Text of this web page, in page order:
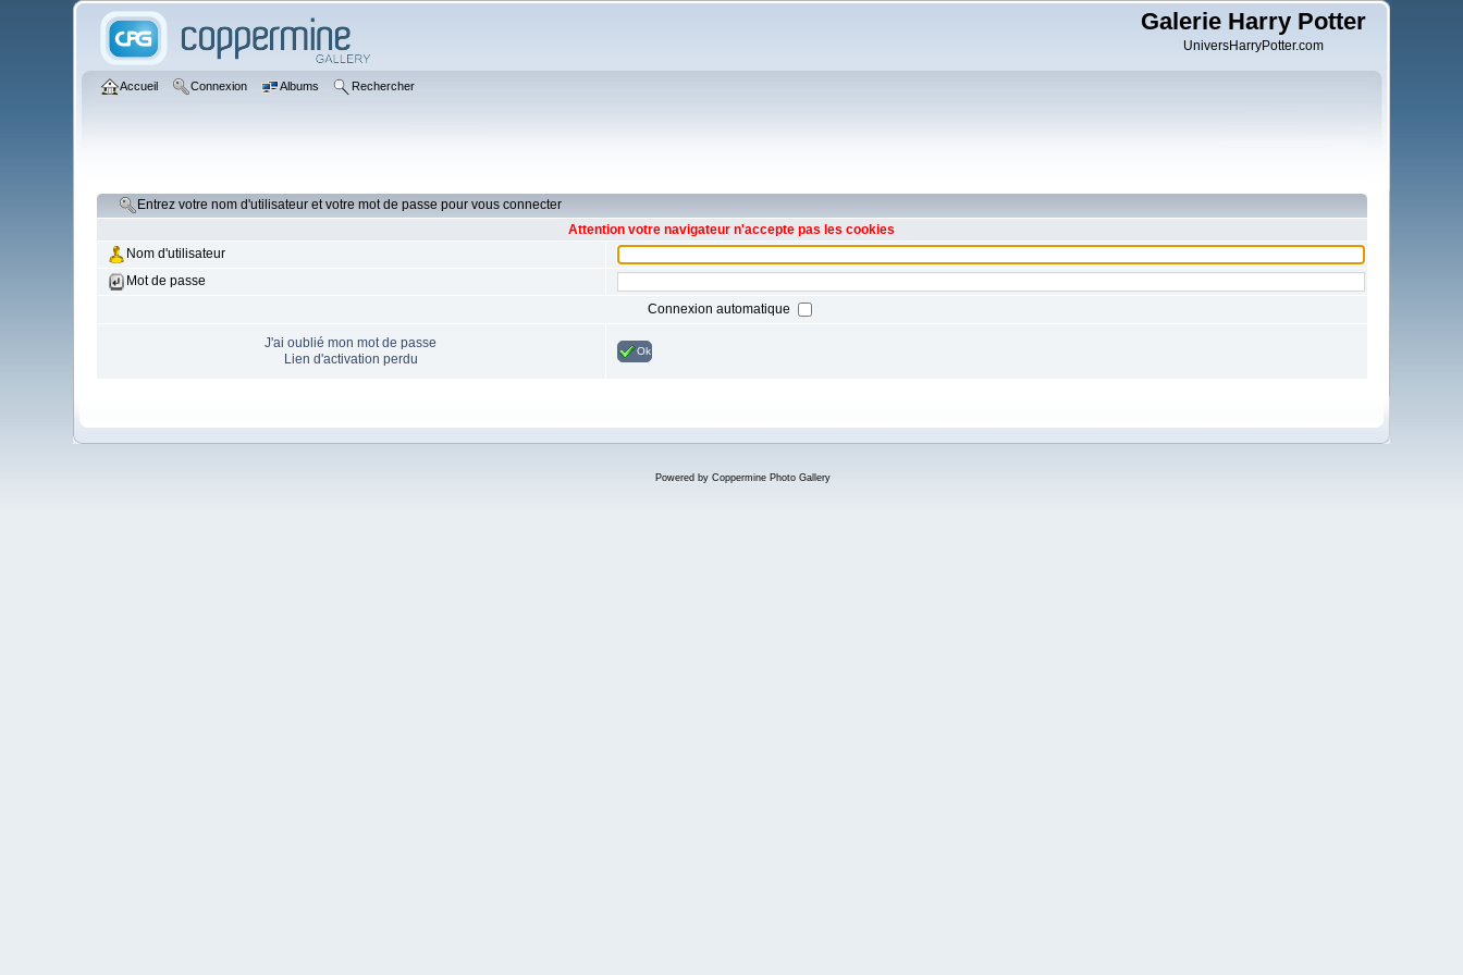
Galerie Harry Potter
UniversHarryPotter.com
Accueil Connexion Albums Rechercher
Entrez votre nom d'utilisateur et votre mot de passe pour vous connecter
Attention votre navigateur n'accepte pas les cookies
Nom d'utilisateur
Mot de passe
Connexion automatique
J'ai oublié mon mot de passe
Lien d'activation perdu
Ok
Powered by Coppermine Photo Gallery